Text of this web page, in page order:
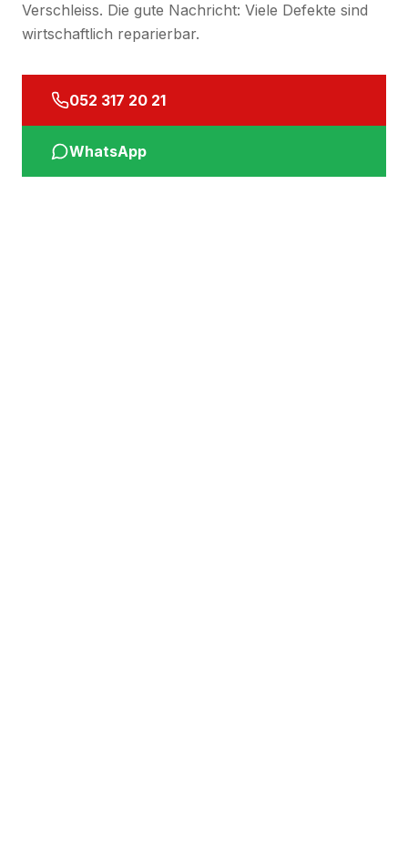
Verschleiss. Die gute Nachricht: Viele Defekte sind
wirtschaftlich reparierbar.
052 317 20 21
WhatsApp